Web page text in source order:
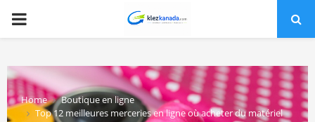
PRIMARY
Home
Boutique en ligne
Top 12 meilleures merceries en ligne où acheter du matériel